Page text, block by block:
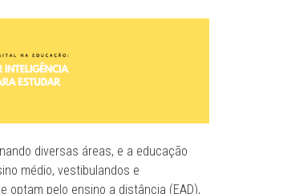
diversas áreas, e a educação
médio, vestibulandos e
optam pelo ensino a distância (EAD),